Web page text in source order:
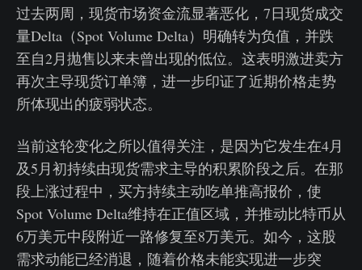
过去两周，现货市场资金流显著恶化，7日现货成交
量Delta（Spot Volume Delta）明确转为负值，并跌
至自2月抛售以来未曾出现的低位。这表明激进卖方
再次主导现货订单簿，进一步印证了近期价格走势
所体现出的疲弱状态。
当前这轮变化之所以值得关注，是因为它发生在4月
及5月初持续由现货需求主导的积累阶段之后。在那
段上涨过程中，买方持续主动吃单推高报价，使
Spot Volume Delta维持在正值区域，并推动比特币从
6万美元中段附近一路修复至8万美元。如今，这股
需求动能已经消退，随着价格未能实现进一步突